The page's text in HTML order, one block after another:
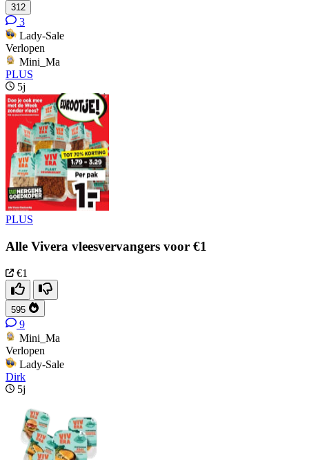
312
3
Lady-Sale
Verlopen
Mini_Ma
PLUS
5j
PLUS
Alle Vivera vleesvervangers voor €1
€1
595
9
Mini_Ma
Verlopen
Lady-Sale
Dirk
5j